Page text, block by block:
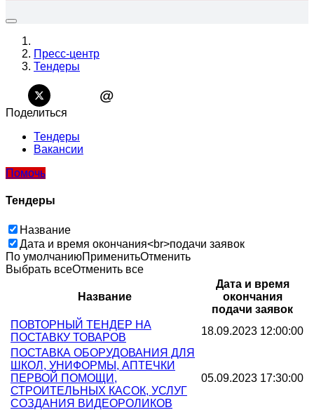
Пресс-центр
Тендеры
@
Поделиться
Тендеры
Вакансии
Помочь
Тендеры
Название
Дата и время окончания<br>подачи заявок
По умолчаниюПрименитьОтменить
Выбрать всеОтменить все
Название
Дата и время
окончания
подачи заявок
ПОВТОРНЫЙ ТЕНДЕР НА
ПОСТАВКУ ТОВАРОВ
18.09.2023 12:00:00
ПОСТАВКА ОБОРУДОВАНИЯ ДЛЯ
ШКОЛ, УНИФОРМЫ, АПТЕЧКИ
ПЕРВОЙ ПОМОЩИ,
СТРОИТЕЛЬНЫХ КАСОК, УСЛУГ
СОЗДАНИЯ ВИДЕОРОЛИКОВ
05.09.2023 17:30:00